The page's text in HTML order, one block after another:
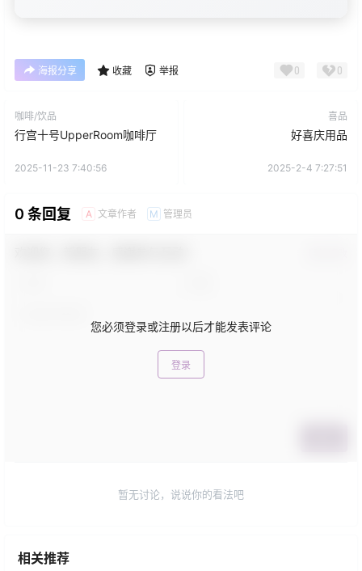
海报分享 收藏 举报 0 0
咖啡/饮品
行宫十号UpperRoom咖啡厅
2025-11-23 7:40:56
喜品
好喜庆用品
2025-2-4 7:27:51
0 条回复 A 文章作者 M 管理员
您必须登录或注册以后才能发表评论
登录
暂无讨论，说说你的看法吧
相关推荐